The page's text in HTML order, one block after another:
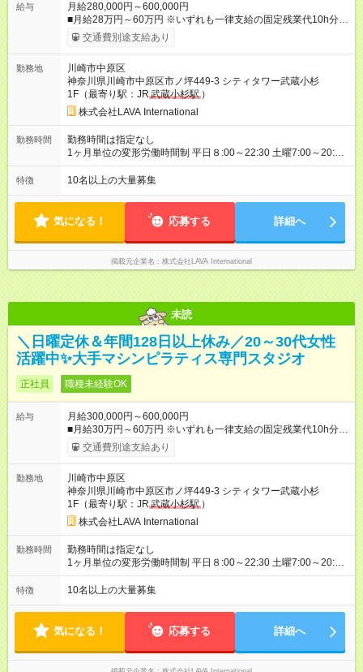
給与
月給280,000円～600,000円
■月給28万円～60万円 ※いずれも一律支給の固定残業代10h分／
18，780円～を含む。超過分は別途支給。 ※月給・固定残業代
は勤務地により異なりますが、最低賃金以上を保証します。固
間は4ヶ月間。 ※試用期間中は残業代全額支給。 ※
の変更はございません 【月収例】 ■1年目（未経験）：月収36万
円 （基本給28万＋住宅手当5万＋インセンティブ3万） 【年収
例】 ■2年目（役職なし）想定：年収518万円（月収35.5万円／
賞与、インセン含む） ■3年目（店長）想定：年収564万円（月
収39万円／賞与、インセン含む） ＼インセンティブ制度あり！
／ 年4回の評価で、頑張りをしっかり還元！ 特別レッスンの開
が評価され、インセンティブとして給与にプラスされます。 ※
ノルマはないので、ご安心ください！ 【試用期間】試用期間あ
り 試用期間の長さ：4ヶ月 ※ 雇用形態と給与に、本採用時と異
なる部分があります。 雇用形態：本採用時と同じです。 給与：
月給 215,000円 ～ 215,000円
交通費別途支給あり
勤務地
川崎市中原区
神奈川県川崎市中原区市ノ坪449-3 シティタワー武蔵小杉
1F（最寄り駅：JR 武蔵小杉駅 ）
株式会社LAVA International
勤務時間
勤務時間は指定なし
1ヶ月単位の変形労働時間制 平日８:00～22:30 土曜7:00～20:30
※シフト制 ※想定労働時間40時間／週 【シフト例】 早番／7:00
～16:00 遅番／13:30～22:30 ※シフトは店舗の人員状況などを
での勤務不可 ※日曜定休（一部店舗除く）
特徴 10名以上の大量募集
気になる！ 応募する 詳細へ
掲載元企業名 株式会社LAVA International
未読
＼日曜定休＆年間128日以上休み／20～30代女性
活躍中✨大手マシンピラティス専門スタジオ
正社員 職種未経験OK
給与
月給300,000円～600,000円
■月給30万円～60万円 ※いずれも一律支給の固定残業代10h分／
20，120円～を含む。超過分は別途支給。 ※月給・固定残業代
は勤務地により異なりますが、最低賃金以上を保証します。固
間は4ヶ月間。 ※試用期間中は残業代全額支給。 ※
の変更はございません 【月収例】 ■1年目（未経験）：月収38万
円 （基本給30万＋住宅手当5万＋インセンティブ3万） 【年収
例】 ■2年目（一般スタッフ）想定：年収530万円（賞与、イン
セン含む） ■3年目（店長）想定：年収576万円（賞与、インセ
ン含む） ＼インセンティブ制度あり！／ 年4回の評価で、頑張
りをしっかり還元！ 特別レッスンの開催や、店舗でのお客様満
ィブとして給与にプラスされます。 ※ノルマはないので、ご安
心ください！ 【試用期間】試用期間あり 試用期間の長さ：4ヶ
月 ※ 雇用形態と給与に、本採用時と異なる部分があります。 雇
用形態：本採用時と同じです。 給与：月給 215,000
円 ～ 215,000円
交通費別途支給あり
勤務地
川崎市中原区
神奈川県川崎市中原区市ノ坪449-3 シティタワー武蔵小杉
1F（最寄り駅：JR 武蔵小杉駅 ）
株式会社LAVA International
勤務時間
勤務時間は指定なし
1ヶ月単位の変形労働時間制 平日８:00～22:30 土曜7:00～20:30
※シフト制 ※想定労働時間40時間／週 【シフト例】 早番／7:00
～16:00 遅番／13:30～22:30 ※シフトは店舗の人員状況などを
での勤務不可 ※日曜定休（一部店舗除く）
特徴 10名以上の大量募集
気になる！ 応募する 詳細へ